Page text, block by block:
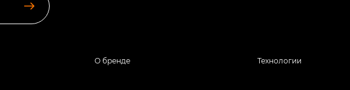
О бренде Технологии